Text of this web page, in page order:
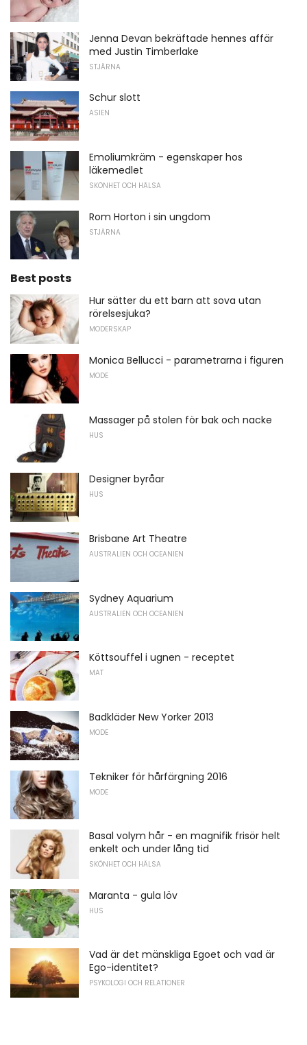
Jenna Devan bekräftade hennes affär
med Justin Timberlake
STJÄRNA
Schur slott
ASIEN
Emoliumkräm - egenskaper hos
läkemedlet
SKÖNHET OCH HÄLSA
Rom Horton i sin ungdom
STJÄRNA
Best posts
Hur sätter du ett barn att sova utan
rörelsesjuka?
MODERSKAP
Monica Bellucci - parametrarna i figuren
MODE
Massager på stolen för bak och nacke
HUS
Designer byråar
HUS
Brisbane Art Theatre
AUSTRALIEN OCH OCEANIEN
Sydney Aquarium
AUSTRALIEN OCH OCEANIEN
Köttsouffel i ugnen - receptet
MAT
Badkläder New Yorker 2013
MODE
Tekniker för hårfärgning 2016
MODE
Basal volym hår - en magnifik frisör helt
enkelt och under lång tid
SKÖNHET OCH HÄLSA
Maranta - gula löv
HUS
Vad är det mänskliga Egoet och vad är
Ego-identitet?
PSYKOLOGI OCH RELATIONER